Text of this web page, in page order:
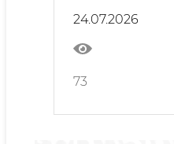
24.07.2026
73